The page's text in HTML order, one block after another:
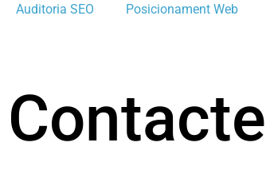
Auditoria SEO Posicionament Web
Contacte